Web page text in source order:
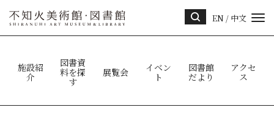
ト内
EN / 中文
施設紹
介
図書資
料を探
す
展覧会
イベン
ト
図書館
だより
アクセ
ス